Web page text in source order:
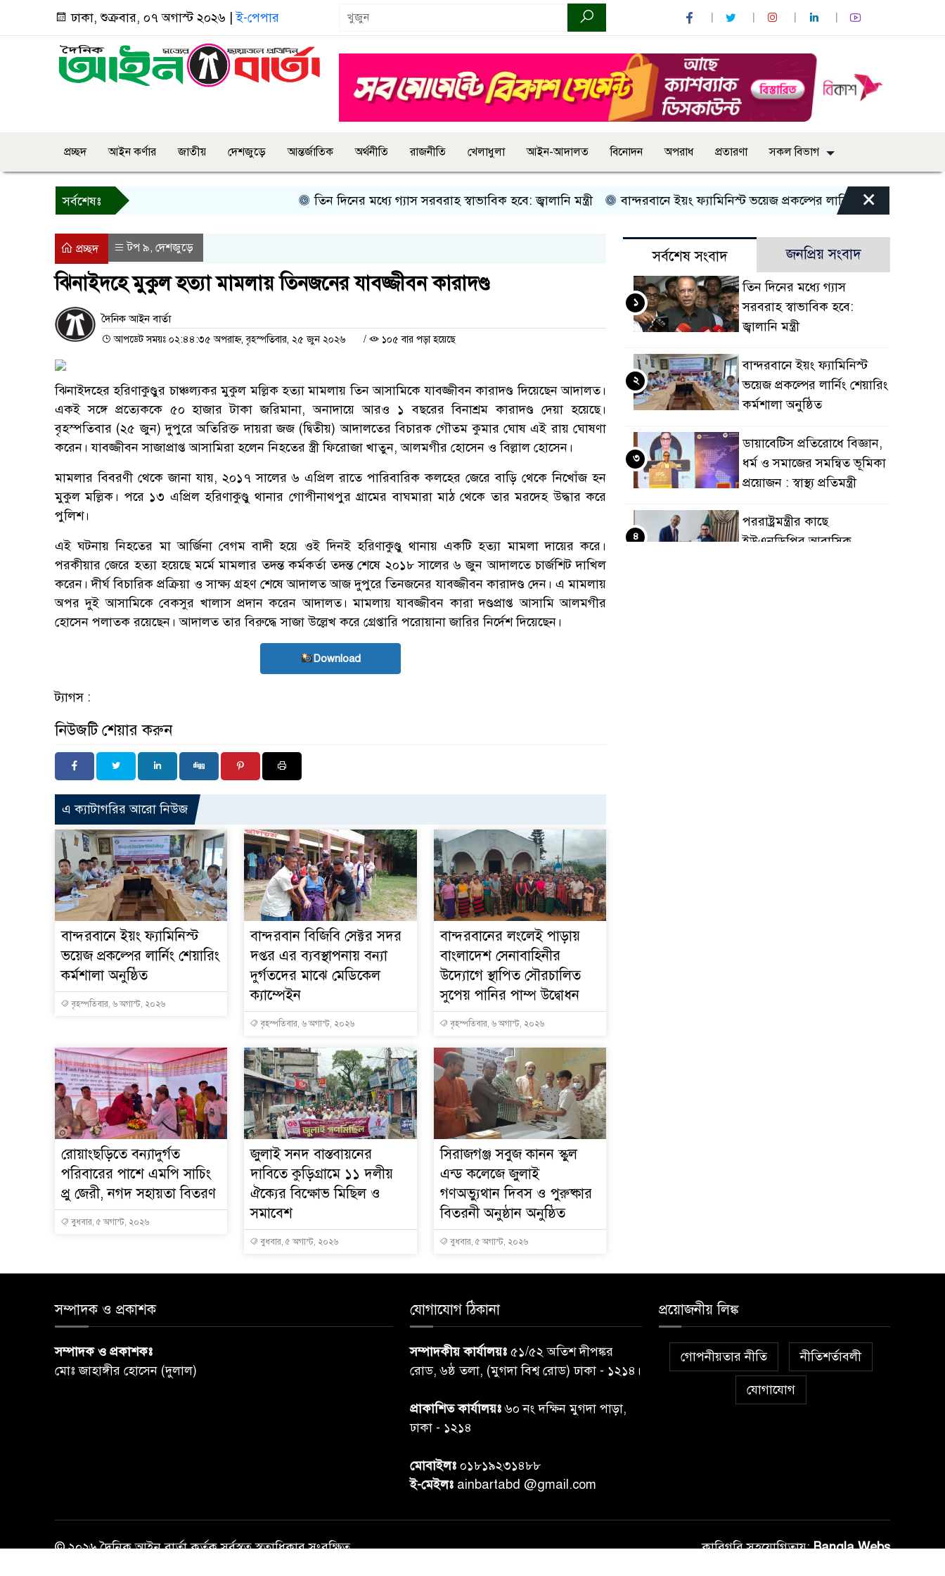
ঢাকা, শুক্রবার, ০৭ অগাস্ট ২০২৬ |ই-পেপার
প্রচ্ছদ আইন কর্ণার জাতীয় দেশজুড়ে আন্তর্জাতিক অর্থনীতি রাজনীতি খেলাধুলা আইন-আদালত বিনোদন অপরাধ প্রতারণা সকল বিভাগ
সর্বশেষঃ তিন দিনের মধ্যে গ্যাস সরবরাহ স্বাভাবিক হবে: জ্বালানি মন্ত্রী বান্দরবানে ইয়ং ফ্যামিনিস্ট ভয়েজ প্রকল্পের লার্নিং শেয়ারিং কর্মশালা
×
প্রচ্ছদ টপ ৯, দেশজুড়ে
ঝিনাইদহে মুকুল হত্যা মামলায় তিনজনের যাবজ্জীবন কারাদণ্ড
দৈনিক আইন বার্তা
আপডেট সময়ঃ ০২:৪৪:৩৫ অপরাহ্ন, বৃহস্পতিবার, ২৫ জুন ২০২৬ / ১০৫ বার পড়া হয়েছে
ঝিনাইদহের হরিণাকুণ্ডুর চাঞ্চল্যকর মুকুল মল্লিক হত্যা মামলায় তিন আসামিকে যাবজ্জীবন কারাদণ্ড দিয়েছেন আদালত।
একই সঙ্গে প্রত্যেককে ৫০ হাজার টাকা জরিমানা, অনাদায়ে আরও ১ বছরের বিনাশ্রম কারাদণ্ড দেয়া হয়েছে।
বৃহস্পতিবার (২৫ জুন) দুপুরে অতিরিক্ত দায়রা জজ (দ্বিতীয়) আদালতের বিচারক গৌতম কুমার ঘোষ এই রায় ঘোষণা
করেন। যাবজ্জীবন সাজাপ্রাপ্ত আসামিরা হলেন নিহতের স্ত্রী ফিরোজা খাতুন, আলমগীর হোসেন ও বিল্লাল হোসেন।
মামলার বিবরণী থেকে জানা যায়, ২০১৭ সালের ৬ এপ্রিল রাতে পারিবারিক কলহের জেরে বাড়ি থেকে নিখোঁজ হন
মুকুল মল্লিক। পরে ১৩ এপ্রিল হরিণাকুণ্ডু থানার গোপীনাথপুর গ্রামের বাঘমারা মাঠ থেকে তার মরদেহ উদ্ধার করে
পুলিশ।
এই ঘটনায় নিহতের মা আর্জিনা বেগম বাদী হয়ে ওই দিনই হরিণাকুণ্ডু থানায় একটি হত্যা মামলা দায়ের করে।
পরকীয়ার জেরে হত্যা হয়েছে মর্মে মামলার তদন্ত কর্মকর্তা তদন্ত শেষে ২০১৮ সালের ৬ জুন আদালতে চার্জশিট দাখিল
করেন। দীর্ঘ বিচারিক প্রক্রিয়া ও সাক্ষ্য গ্রহণ শেষে আদালত আজ দুপুরে তিনজনের যাবজ্জীবন কারাদণ্ড দেন। এ মামলায়
অপর দুই আসামিকে বেকসুর খালাস প্রদান করেন আদালত। মামলায় যাবজ্জীবন কারা দণ্ডপ্রাপ্ত আসামি আলমগীর
হোসেন পলাতক রয়েছেন। আদালত তার বিরুদ্ধে সাজা উল্লেখ করে গ্রেপ্তারি পরোয়ানা জারির নির্দেশ দিয়েছেন।
Download
ট্যাগস :
নিউজটি শেয়ার করুন
এ ক্যাটাগরির আরো নিউজ
বান্দরবানে ইয়ং ফ্যামিনিস্ট
ভয়েজ প্রকল্পের লার্নিং শেয়ারিং
কর্মশালা অনুষ্ঠিত
বৃহস্পতিবার, ৬ অগাস্ট, ২০২৬
বান্দরবান বিজিবি সেক্টর সদর
দপ্তর এর ব্যবস্থাপনায় বন্যা
দুর্গতদের মাঝে মেডিকেল
ক্যাম্পেইন
বৃহস্পতিবার, ৬ অগাস্ট, ২০২৬
বান্দরবানের লংলেই পাড়ায়
বাংলাদেশ সেনাবাহিনীর
উদ্যোগে স্থাপিত সৌরচালিত
সুপেয় পানির পাম্প উদ্বোধন
বৃহস্পতিবার, ৬ অগাস্ট, ২০২৬
রোয়াংছড়িতে বন্যাদুর্গত
পরিবারের পাশে এমপি সাচিং
প্রু জেরী, নগদ সহায়তা বিতরণ
বুধবার, ৫ অগাস্ট, ২০২৬
জুলাই সনদ বাস্তবায়নের
দাবিতে কুড়িগ্রামে ১১ দলীয়
ঐক্যের বিক্ষোভ মিছিল ও
সমাবেশ
বুধবার, ৫ অগাস্ট, ২০২৬
সিরাজগঞ্জ সবুজ কানন স্কুল
এন্ড কলেজে জুলাই
গণঅভ্যুথান দিবস ও পুরুষ্কার
বিতরনী অনুষ্ঠান অনুষ্ঠিত
বুধবার, ৫ অগাস্ট, ২০২৬
সর্বশেষ সংবাদ জনপ্রিয় সংবাদ
তিন দিনের মধ্যে গ্যাস
সরবরাহ স্বাভাবিক হবে:
জ্বালানি মন্ত্রী
১
বান্দরবানে ইয়ং ফ্যামিনিস্ট
ভয়েজ প্রকল্পের লার্নিং শেয়ারিং
কর্মশালা অনুষ্ঠিত
২
ডায়াবেটিস প্রতিরোধে বিজ্ঞান,
ধর্ম ও সমাজের সমন্বিত ভূমিকা
প্রয়োজন : স্বাস্থ্য প্রতিমন্ত্রী
৩
পররাষ্ট্রমন্ত্রীর কা‌ছে
ইউএনডিপির আবাসিক
৪
সম্পাদক ও প্রকাশক
সম্পাদক ও প্রকাশকঃ
মোঃ জাহাঙ্গীর হোসেন (দুলাল)
যোগাযোগ ঠিকানা
সম্পাদকীয় কার্যালয়ঃ ৫১/৫২ অতিশ দীপঙ্কর
রোড, ৬ষ্ঠ তলা, (মুগদা বিশ্ব রোড) ঢাকা - ১২১৪।
প্রাকাশিত কার্যালয়ঃ৬০ নং দক্ষিন মুগদা পাড়া,
ঢাকা - ১২১৪
মোবাইলঃ ০১৮১৯২৩১৪৮৮
ই-মেইলঃ ainbartabd @gmail.com
প্রয়োজনীয় লিঙ্ক
গোপনীয়তার নীতি নীতিশর্তাবলী
যোগাযোগ
© ২০২৬ দৈনিক আইন বার্তা কর্তৃক সর্বস্বত্ব স্বত্বাধিকার সংরক্ষিত কারিগরি সহযোগিতায়:Bangla Webs